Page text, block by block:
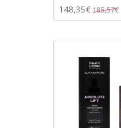
148,35€ 185,57€